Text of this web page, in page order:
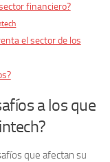
financiero?
el sector de los
a los que
que afectan su